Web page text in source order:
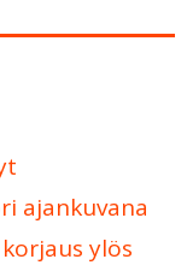
ajankuvana
ylös